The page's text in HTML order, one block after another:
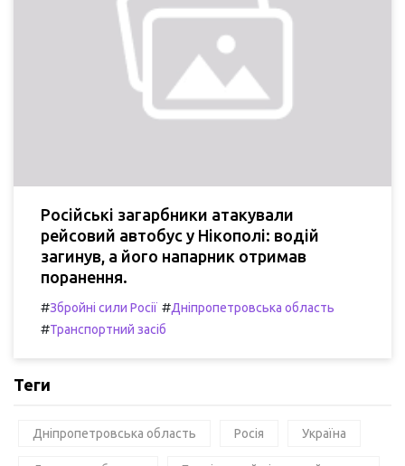
Російські загарбники атакували
рейсовий автобус у Нікополі: водій
загинув, а його напарник отримав
поранення.
#Збройні сили Росії #Дніпропетровська область
#Транспортний засіб
Теги
Дніпропетровська область Росія Україна